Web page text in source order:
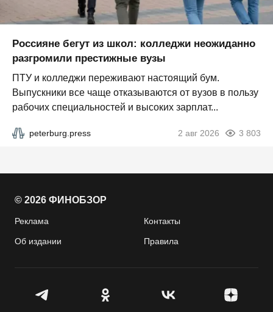
Россияне бегут из школ: колледжи неожиданно
разгромили престижные вузы
ПТУ и колледжи переживают настоящий бум.
Выпускники все чаще отказываются от вузов в пользу
рабочих специальностей и высоких зарплат...
peterburg.press 2 авг 2026 3 803
© 2026 ФИНОБЗОР
Реклама Контакты
Об издании Правила